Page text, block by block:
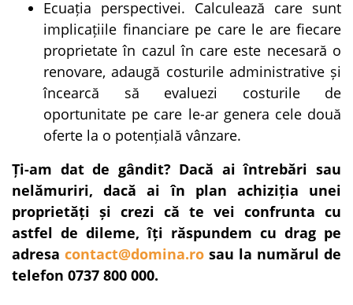
Ecuația perspectivei. Calculează care sunt
implicațiile financiare pe care le are fiecare
proprietate în cazul în care este necesară o
renovare, adaugă costurile administrative și
încearcă să evaluezi costurile de
oportunitate pe care le-ar genera cele două
oferte la o potențială vânzare.
Ți-am dat de gândit? Dacă ai întrebări sau
nelămuriri, dacă ai în plan achiziția unei
proprietăți și crezi că te vei confrunta cu
astfel de dileme, îți răspundem cu drag pe
adresa contact@domina.ro sau la numărul de
telefon 0737 800 000.